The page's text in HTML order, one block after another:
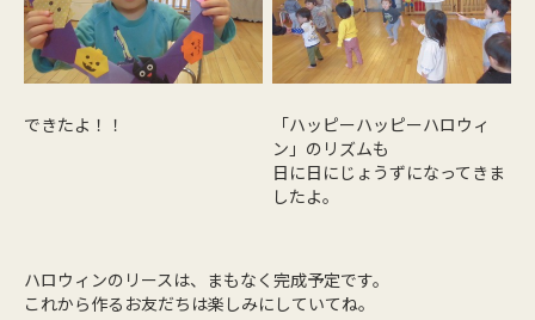
できたよ！！
「ハッピーハッピーハロウィ
ン」のリズムも
日に日にじょうずになってきま
したよ。
ハロウィンのリースは、まもなく完成予定です。
これから作るお友だちは楽しみにしていてね。